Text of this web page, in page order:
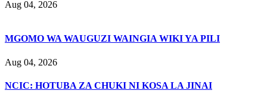
Aug 04, 2026
MGOMO WA WAUGUZI WAINGIA WIKI YA PILI
Aug 04, 2026
NCIC: HOTUBA ZA CHUKI NI KOSA LA JINAI